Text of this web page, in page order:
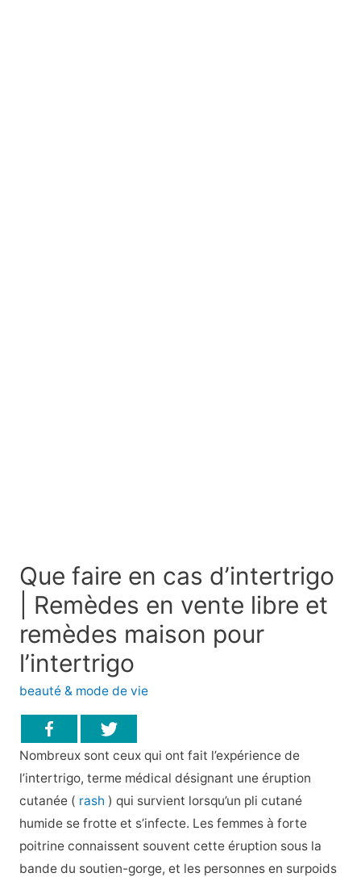
Que faire en cas d’intertrigo
| Remèdes en vente libre et
remèdes maison pour
l’intertrigo
beauté & mode de vie
Nombreux sont ceux qui ont fait l’expérience de
l’intertrigo, terme médical désignant une éruption
cutanée ( rash ) qui survient lorsqu’un pli cutané
humide se frotte et s’infecte. Les femmes à forte
poitrine connaissent souvent cette éruption sous la
bande du soutien-gorge, et les personnes en surpoids